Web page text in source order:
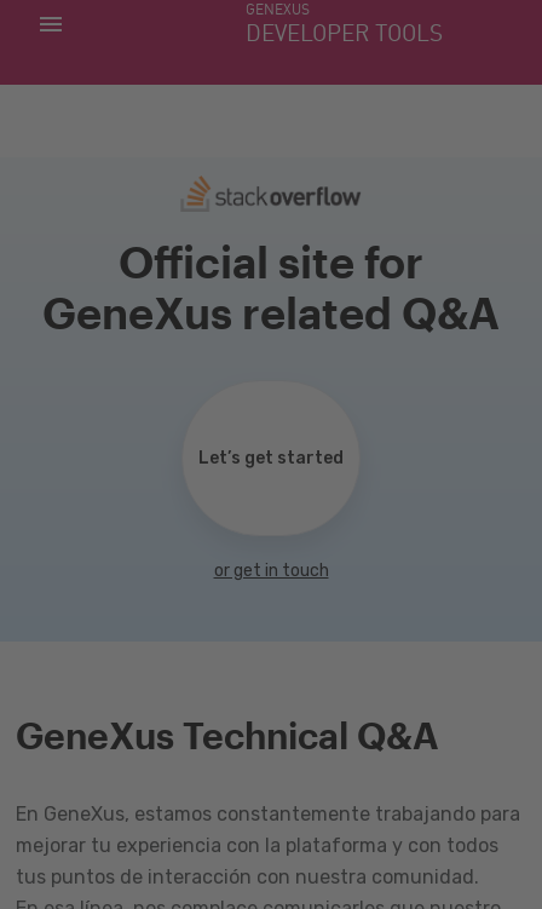
GENEXUS
DEVELOPER TOOLS
MIS APLICACIONES
Official site for
GeneXus related Q&A
Let’s get started
or get in touch
GeneXus Technical Q&A
En GeneXus, estamos constantemente trabajando para
mejorar tu experiencia con la plataforma y con todos
tus puntos de interacción con nuestra comunidad.